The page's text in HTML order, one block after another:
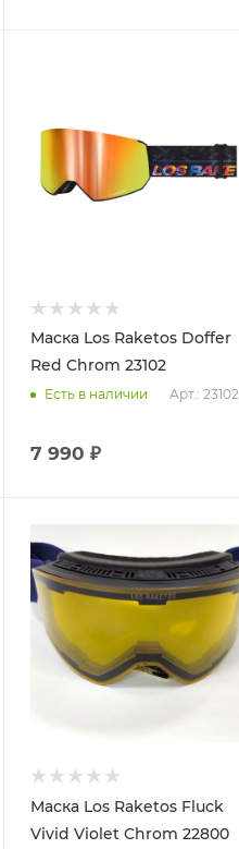
Маска Los Raketos Doffer
Red Chrom 23102
Есть в наличии Арт.: 23102
7 990 ₽
Маска Los Raketos Fluck
Vivid Violet Chrom 22800